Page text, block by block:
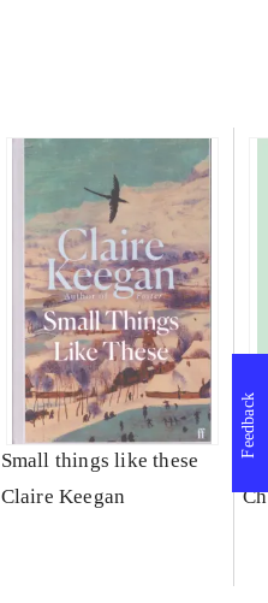
Small things like these
Claire Keegan
Feedback